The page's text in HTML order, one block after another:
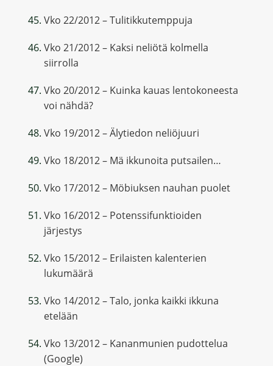
Vko 22/2012 – Tulitikkutemppuja
Vko 21/2012 – Kaksi neliötä kolmella
siirrolla
Vko 20/2012 – Kuinka kauas lentokoneesta
voi nähdä?
Vko 19/2012 – Älytiedon neliöjuuri
Vko 18/2012 – Mä ikkunoita putsailen…
Vko 17/2012 – Möbiuksen nauhan puolet
Vko 16/2012 – Potenssifunktioiden
järjestys
Vko 15/2012 – Erilaisten kalenterien
lukumäärä
Vko 14/2012 – Talo, jonka kaikki ikkuna
etelään
Vko 13/2012 – Kananmunien pudottelua
(Google)